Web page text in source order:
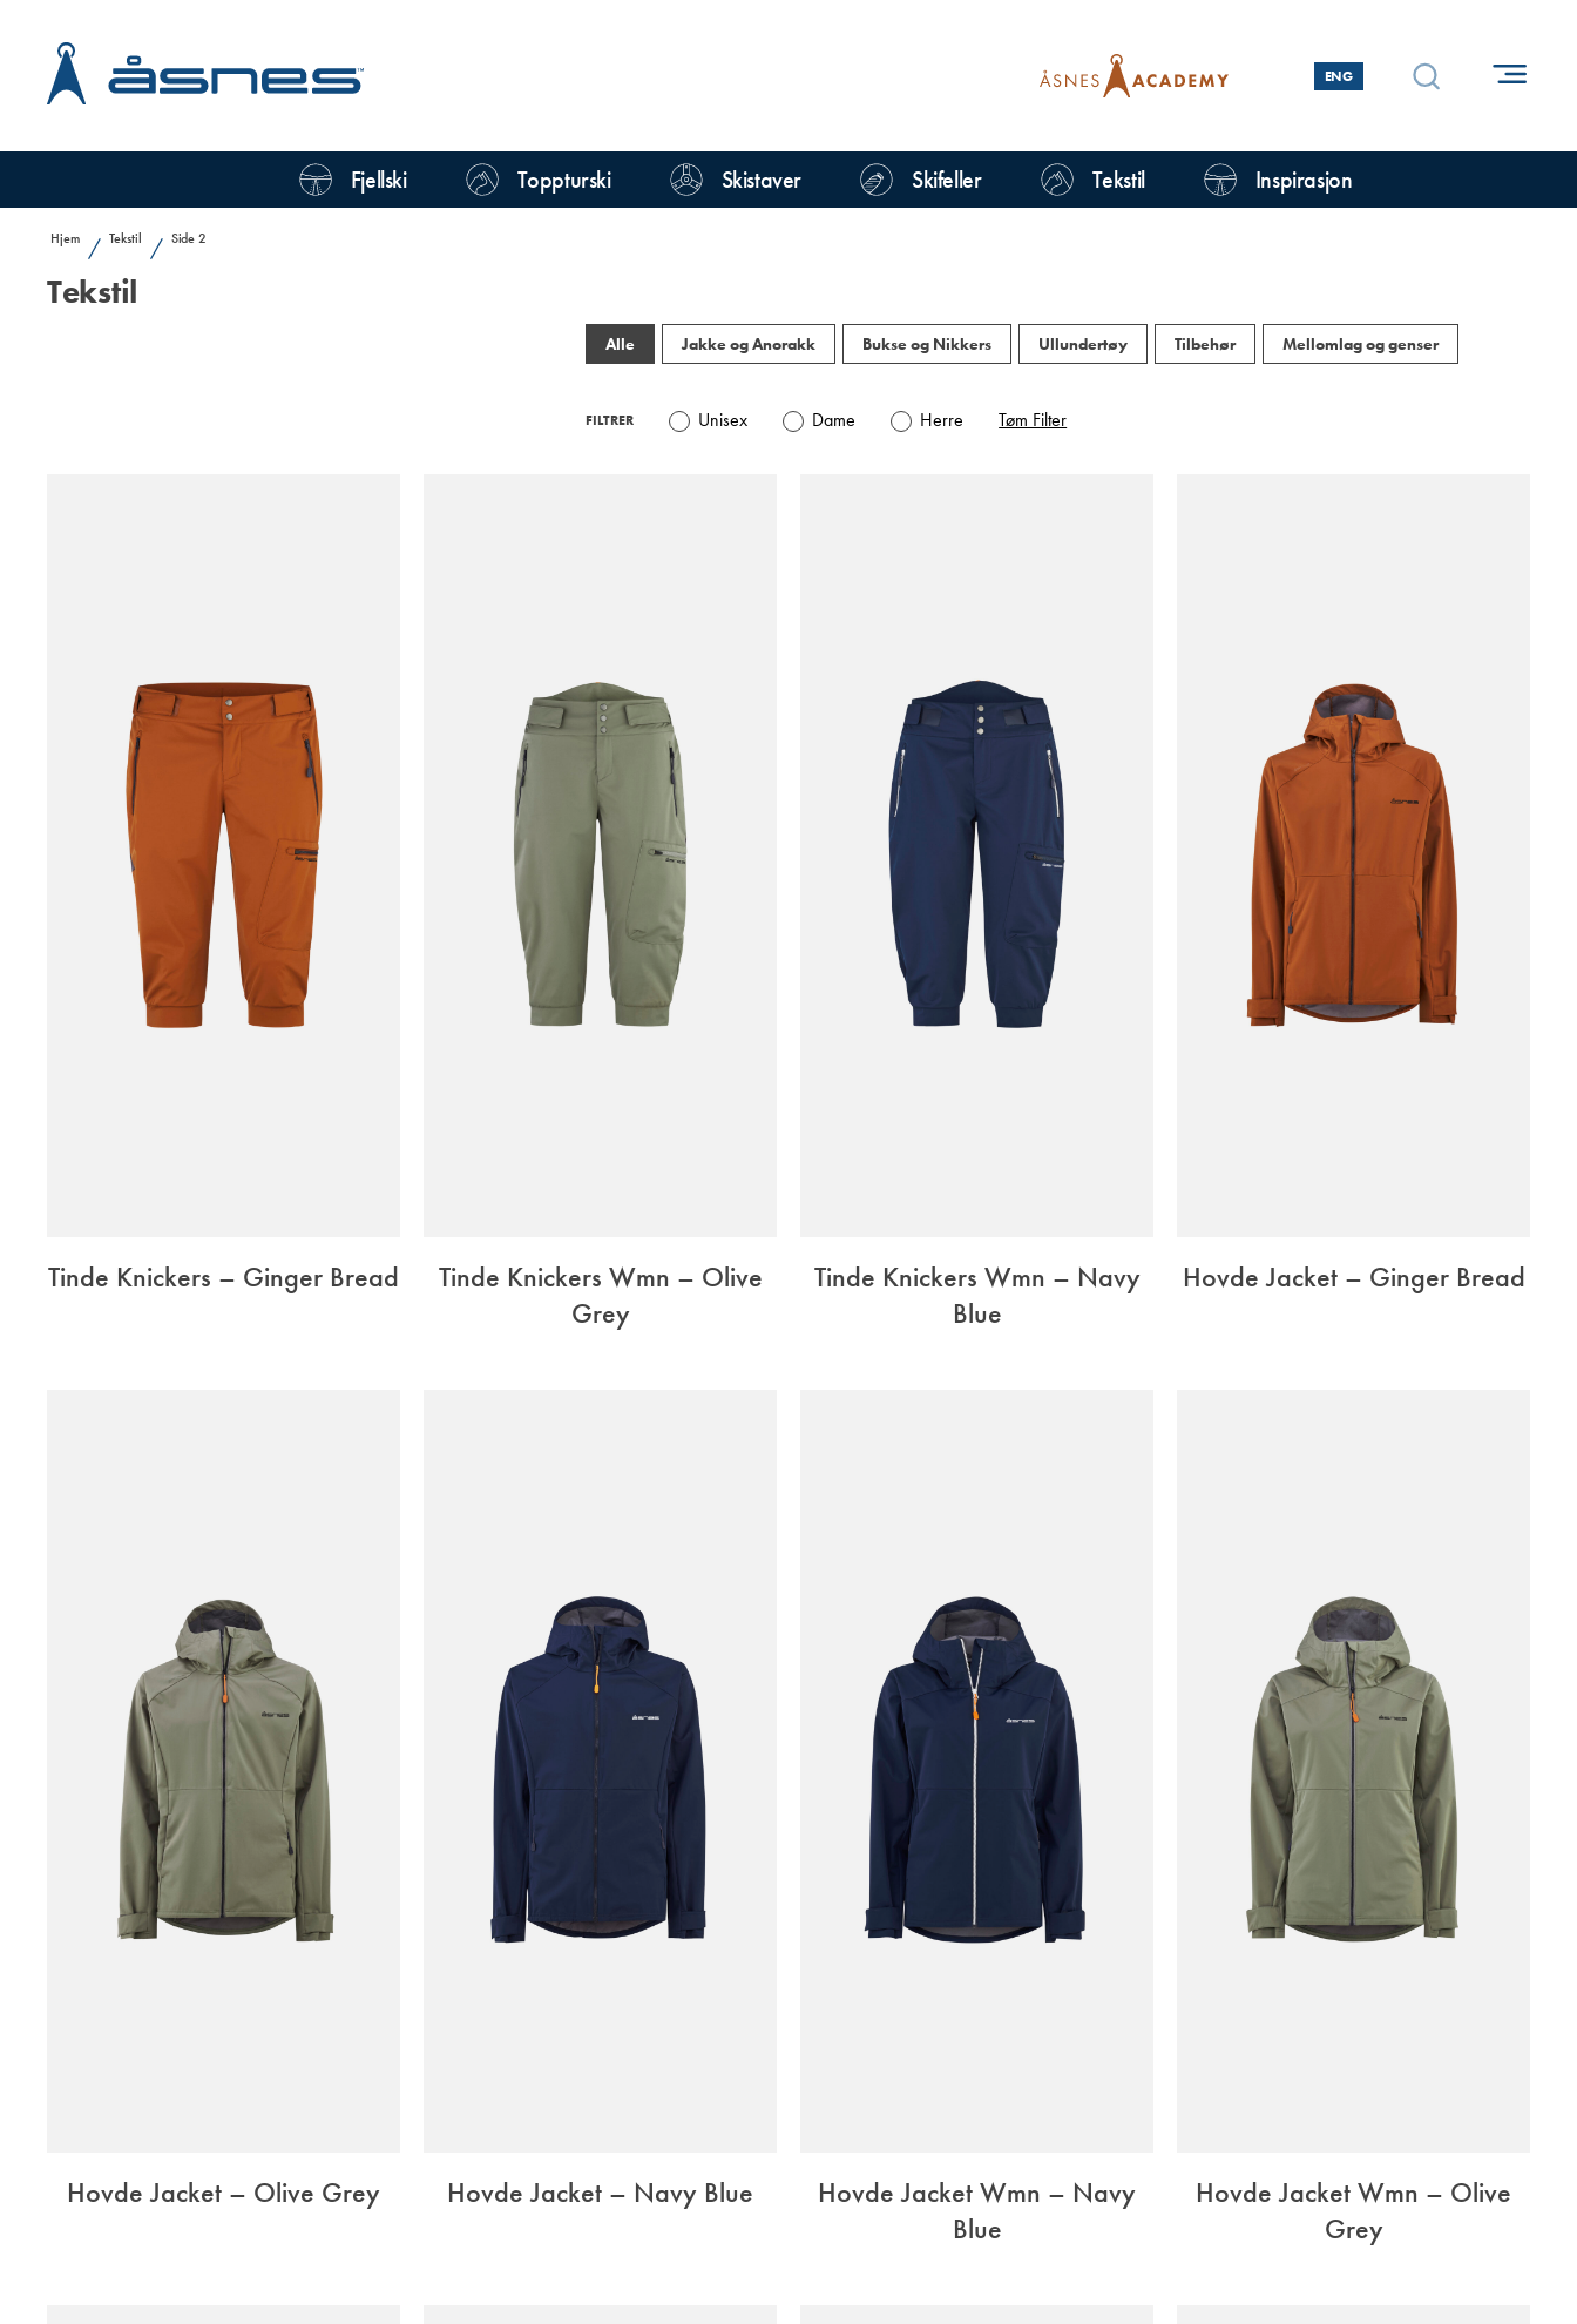
ENG
Fjellski Toppturski Skistaver Skifeller Tekstil Inspirasjon
Hjem / Tekstil / Side 2
Tekstil
Alle Jakke og Anorakk Bukse og Nikkers Ullundertøy Tilbehør Mellomlag og genser
FILTRER Unisex Dame Herre Tøm Filter
Tinde Knickers – Ginger Bread
Tinde Knickers Wmn – Olive
Grey
Tinde Knickers Wmn – Navy
Blue
Hovde Jacket – Ginger Bread
Hovde Jacket – Olive Grey Hovde Jacket – Navy Blue
Hovde Jacket Wmn – Navy
Blue
Hovde Jacket Wmn – Olive
Grey